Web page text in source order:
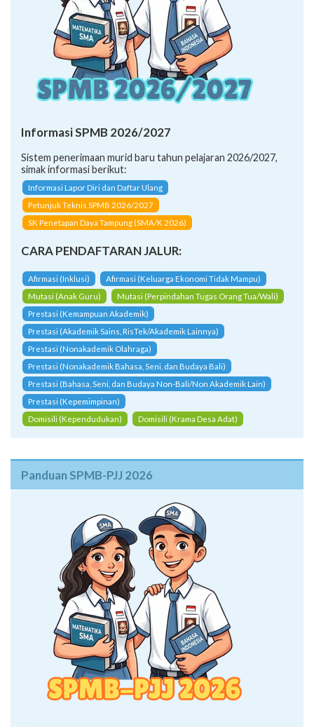
Informasi SPMB 2026/2027
Sistem penerimaan murid baru tahun pelajaran 2026/2027,
simak informasi berikut:
Informasi Lapor Diri dan Daftar Ulang
Petunjuk Teknis SPMB 2026/2027
SK Penetapan Daya Tampung (SMA/K 2026)
CARA PENDAFTARAN JALUR:
Afirmasi (Inklusi)
Afirmasi (Keluarga Ekonomi Tidak Mampu)
Mutasi (Anak Guru)
Mutasi (Perpindahan Tugas Orang Tua/Wali)
Prestasi (Kemampuan Akademik)
Prestasi (Akademik Sains, RisTek/Akademik Lainnya)
Prestasi (Nonakademik Olahraga)
Prestasi (Nonakademik Bahasa, Seni, dan Budaya Bali)
Prestasi (Bahasa, Seni, dan Budaya Non-Bali/Non Akademik Lain)
Prestasi (Kepemimpinan)
Domisili (Kependudukan)
Domisili (Krama Desa Adat)
Panduan SPMB-PJJ 2026